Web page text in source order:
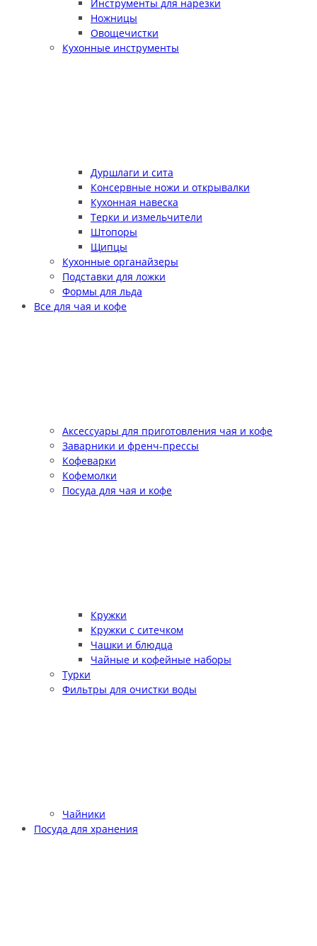
Инструменты для нарезки
Ножницы
Овощечистки
Кухонные инструменты
Дуршлаги и сита
Консервные ножи и открывалки
Кухонная навеска
Терки и измельчители
Штопоры
Щипцы
Кухонные органайзеры
Подставки для ложки
Формы для льда
Все для чая и кофе
Аксессуары для приготовления чая и кофе
Заварники и френч-прессы
Кофеварки
Кофемолки
Посуда для чая и кофе
Кружки
Кружки с ситечком
Чашки и блюдца
Чайные и кофейные наборы
Турки
Фильтры для очистки воды
Чайники
Посуда для хранения